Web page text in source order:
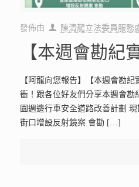
發佈由 陳清龍立法委員服務
【本週會勘紀
【阿龍向您報告】【本週會勘
衝！跟各位好友們分享本週會
園週邊行車安全道路改善計劃
街口增設反射鏡案 會勘 […]